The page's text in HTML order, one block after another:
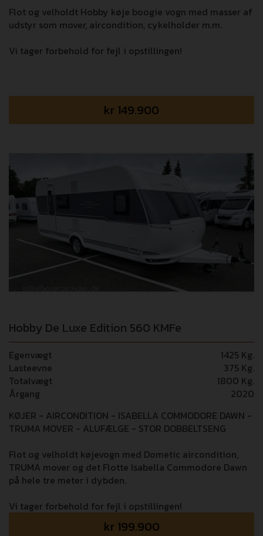
Flot og velholdt Hobby køje boogie vogn med masser af
udstyr som mover, aircondition, cykelholder m.m.
Vi tager forbehold for fejl i opstillingen!
kr 149.900
Hobby De Luxe Edition 560 KMFe
Egenvægt
1425 Kg.
Lasteevne
375 Kg.
Totalvægt
1800 Kg.
Årgang
2020
KØJER - AIRCONDITION - ISABELLA COMMODORE DAWN -
TRUMA MOVER - ALUFÆLGE - STOR DOBBELTSENG
Flot og velholdt køjevogn med Dometic aircondition,
TRUMA mover og det Flotte Isabella Commodore Dawn
på hele tre meter i dybden.
Vi tager forbehold for fejl i opstillingen!
kr 199.900